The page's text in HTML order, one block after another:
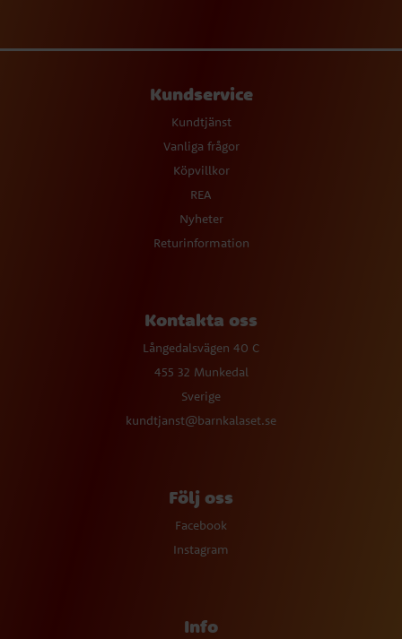
Kundservice
Kundtjänst
Vanliga frågor
Köpvillkor
REA
Nyheter
Returinformation
Kontakta oss
Långedalsvägen 40 C
455 32 Munkedal
Sverige
kundtjanst@barnkalaset.se
Följ oss
Facebook
Instagram
Info